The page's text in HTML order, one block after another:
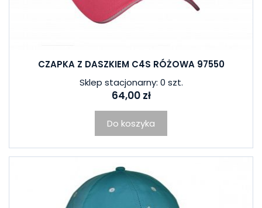
CZAPKA Z DASZKIEM C4S RÓŻOWA 97550
Sklep stacjonarny: 0 szt.
64,00 zł
Do koszyka